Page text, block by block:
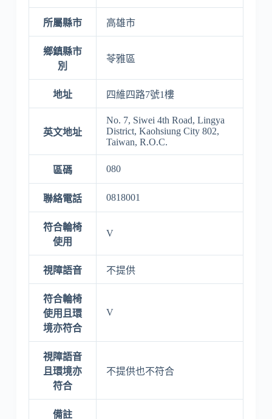
所屬縣市 高雄市
鄉鎮縣市
別
苓雅區
地址 四維四路7號1樓
英文地址
No. 7, Siwei 4th Road, Lingya
District, Kaohsiung City 802,
Taiwan, R.O.C.
區碼 080
聯絡電話 0818001
符合輪椅
使用
V
視障語音 不提供
符合輪椅
使用且環
境亦符合
V
視障語音
且環境亦
符合
不提供也不符合
備註